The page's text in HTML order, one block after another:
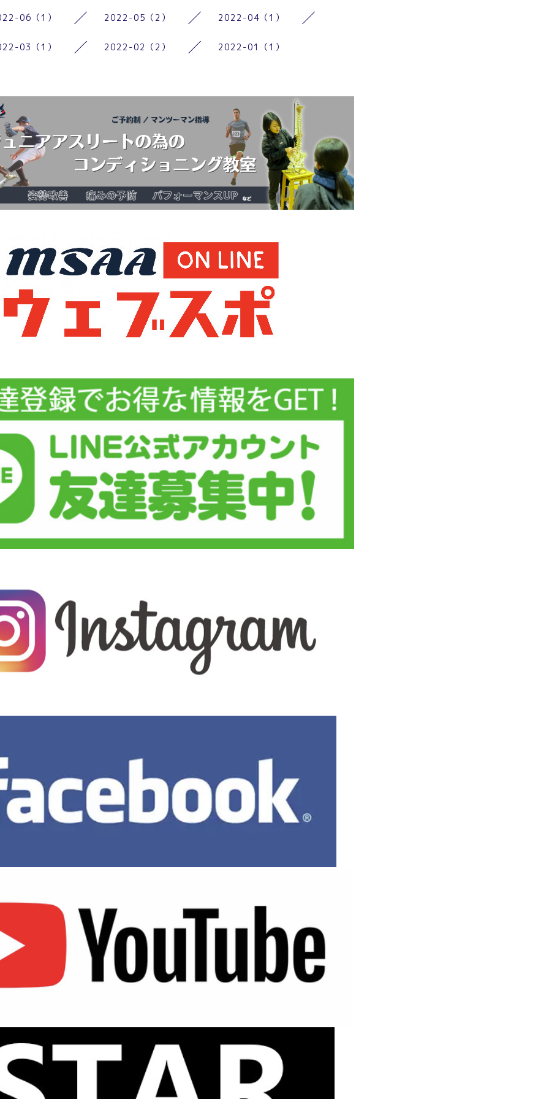
06（1） 2022-05（2） 2022-04（1）
03（1） 2022-02（2） 2022-01（1）